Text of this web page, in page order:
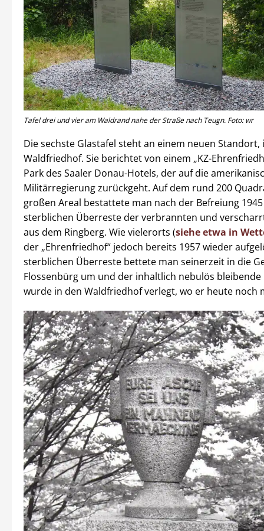
Tafel drei und vier am Waldrand nahe der Straße nach Teugn. Foto: wr
Die sechste Glastafel steht an einem neuen Standort,
Waldfriedhof. Sie berichtet von einem „KZ-
Park des Saaler Donau-Hotels, der auf die
Militärregierung zurückgeht. Auf dem rund 200
großen Areal bestattete man nach der Befreiung
sterblichen Überreste der verbrannten und
aus dem Ringberg. Wie vielerorts (siehe etwa in
der „Ehrenfriedhof“ jedoch bereits 1957 wieder
sterblichen Überreste bettete man seinerzeit in die
Flossenbürg um und der inhaltlich nebulös
wurde in den Waldfriedhof verlegt, wo er heute noch